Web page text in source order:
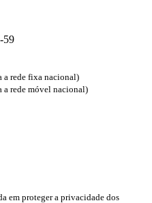
59
a rede fixa nacional)
a rede móvel nacional)
em proteger a privacidade dos